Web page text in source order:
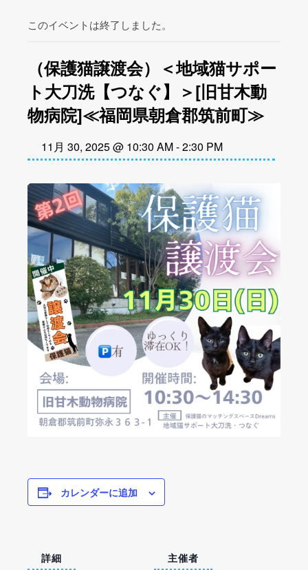
このイベントは終了しました。
（保護猫譲渡会）＜地域猫サポー
ト大刀洗【つなぐ】＞[旧甘木動
物病院]≪福岡県朝倉郡筑前町≫
11月 30, 2025 @ 10:30 AM-2:30 PM
カレンダーに追加
詳細 主催者